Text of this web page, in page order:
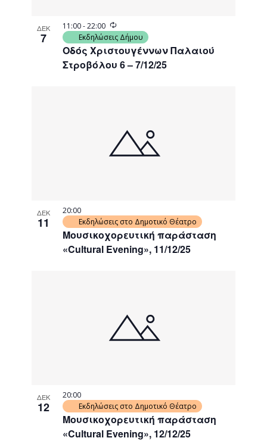
ΔΕΚ
7
Οδός Χριστουγέννων Παλαιού
Στροβόλου 6 – 7/12/25
11:00-22:00
Recurring
Εκδηλώσεις Δήμου
ΔΕΚ
11
Μουσικοχορευτική παράσταση
«Cultural Evening», 11/12/25
20:00
Εκδηλώσεις στο Δημοτικό Θέατρο
ΔΕΚ
12
Μουσικοχορευτική παράσταση
«Cultural Evening», 12/12/25
20:00
Εκδηλώσεις στο Δημοτικό Θέατρο